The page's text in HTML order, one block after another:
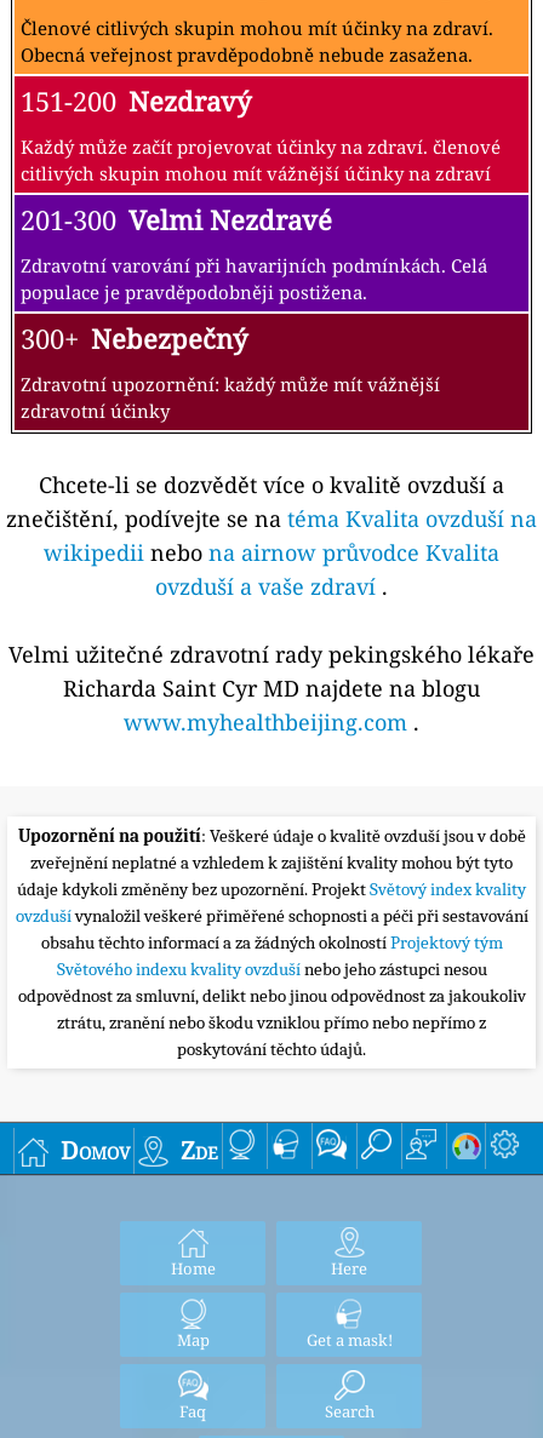
Členové citlivých skupin mohou mít účinky na zdraví.
Obecná veřejnost pravděpodobně nebude zasažena.
151-200 Nezdravý
Každý může začít projevovat účinky na zdraví. členové
citlivých skupin mohou mít vážnější účinky na zdraví
201-300 Velmi Nezdravé
Zdravotní varování při havarijních podmínkách. Celá
populace je pravděpodobněji postižena.
300+ Nebezpečný
Zdravotní upozornění: každý může mít vážnější
zdravotní účinky
Chcete-li se dozvědět více o kvalitě ovzduší a
znečištění, podívejte se na téma Kvalita ovzduší na
wikipedii nebo na airnow průvodce Kvalita
ovzduší a vaše zdraví .
Velmi užitečné zdravotní rady pekingského lékaře
Richarda Saint Cyr MD najdete na blogu
www.myhealthbeijing.com .
Upozornění na použití: Veškeré údaje o kvalitě ovzduší jsou v době
zveřejnění neplatné a vzhledem k zajištění kvality mohou být tyto
údaje kdykoli změněny bez upozornění. ProjektSvětový index kvality
ovzdušívynaložil veškeré přiměřené schopnosti a péči při sestavování
obsahu těchto informací a za žádných okolnostíProjektový tým
Světového indexu kvality ovzdušínebo jeho zástupci nesou
odpovědnost za smluvní, delikt nebo jinou odpovědnost za jakoukoliv
ztrátu, zranění nebo škodu vzniklou přímo nebo nepřímo z
poskytování těchto údajů.
Domov Zde
Home Here
Map Get a mask!
Faq Search